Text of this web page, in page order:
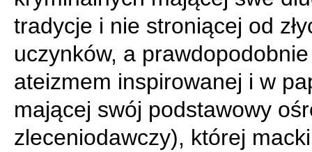
tradycje i nie stroniącej od
uczynków, a prawdopodobnie
ateizmem inspirowanej i w
mającej swój podstawowy
zleceniodawczy), której